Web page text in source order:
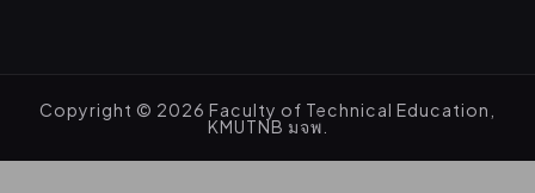
Copyright © 2026 Faculty of Technical Education,
KMUTNB มจพ.